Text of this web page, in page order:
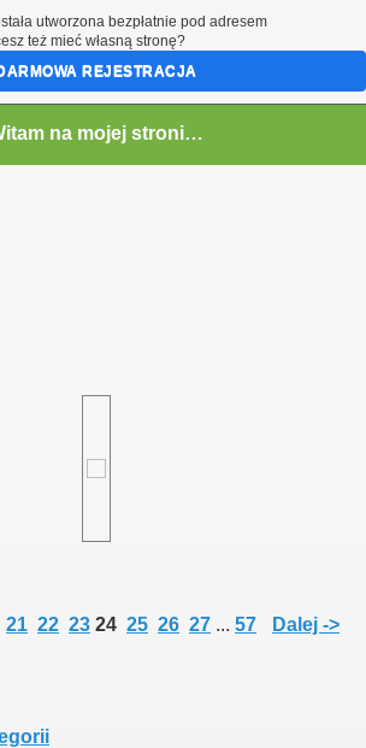
Witam na mojej stronie - Marcin SQ5LTA
21 22 23 24 25 26 27 ... 57 Dalej ->
utworzona bezpłatnie pod adresem
też mieć własną stronę?
REJESTRACJA